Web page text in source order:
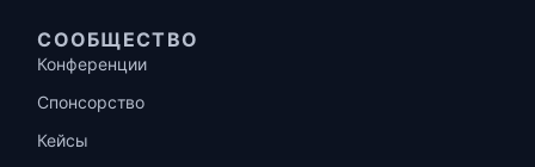
СООБЩЕСТВО
Конференции
Спонсорство
Кейсы